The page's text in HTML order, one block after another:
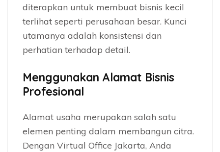
diterapkan untuk membuat bisnis kecil
terlihat seperti perusahaan besar. Kunci
utamanya adalah konsistensi dan
perhatian terhadap detail.
Menggunakan Alamat Bisnis
Profesional
Alamat usaha merupakan salah satu
elemen penting dalam membangun citra.
Dengan Virtual Office Jakarta, Anda